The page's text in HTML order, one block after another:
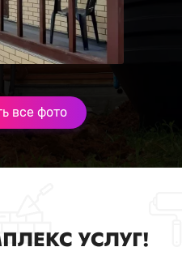
все фото
УСЛУГ!